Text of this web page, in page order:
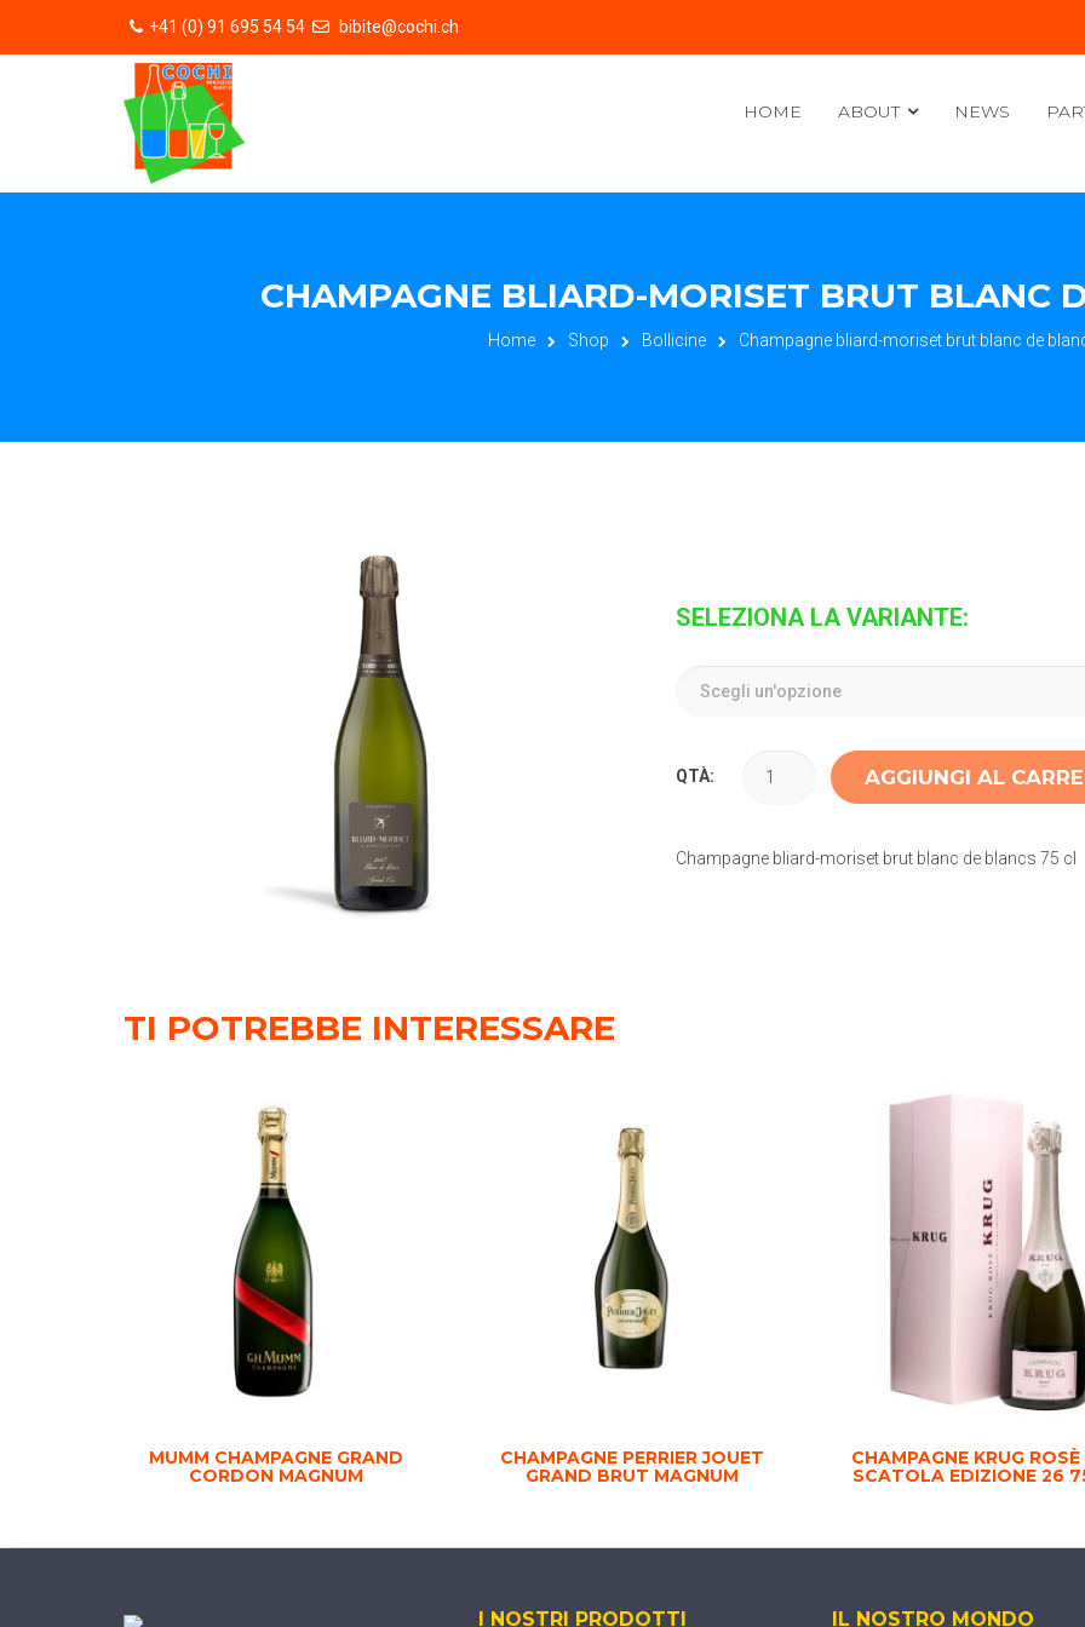
+41 (0) 91 695 54 54 bibite@cochi.ch
HOME ABOUT NEWS
CHAMPAGNE BLIARD-MORISET BRUT BLANC
Home Shop Bollicine Champagne bliard-moriset brut blanc de
SELEZIONA LA VARIANTE:
QTÀ: AGGIUNGI AL
Champagne bliard-moriset brut blanc de blancs 75 cl
TI POTREBBE INTERESSARE
MUMM CHAMPAGNE GRAND
CORDON MAGNUM
CHAMPAGNE PERRIER JOUET
GRAND BRUT MAGNUM
CHAMPAGNE KRUG
SCATOLA EDIZIONE 26
I NOSTRI PRODOTTI IL NOSTRO MONDO